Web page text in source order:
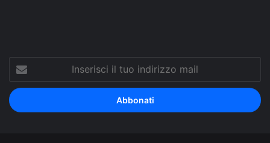
tuo
indirizzo
mail